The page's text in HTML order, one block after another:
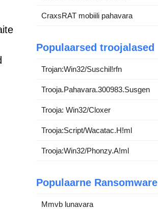
CraxsRAT mobiili pahavara
Populaarsed troojalased
Trojan:Win32/Suschil!rfn
Trooja.Pahavara.300983.Susgen
Trooja: Win32/Cloxer
Trooja:Script/Wacatac.H!ml
Trooja:Win32/Phonzy.A!ml
Populaarne Ransomware
Mmvb lunavara